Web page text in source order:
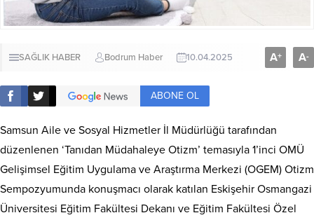
SAĞLIK HABER Bodrum Haber 10.04.2025 A+ A-
ABONE OL
Samsun Aile ve Sosyal Hizmetler İl Müdürlüğü tarafından
düzenlenen ‘Tanıdan Müdahaleye Otizm’ temasıyla 1’inci OMÜ
Gelişimsel Eğitim Uygulama ve Araştırma Merkezi (OGEM) Otizm
Sempozyumunda konuşmacı olarak katılan Eskişehir Osmangazi
Üniversitesi Eğitim Fakültesi Dekanı ve Eğitim Fakültesi Özel